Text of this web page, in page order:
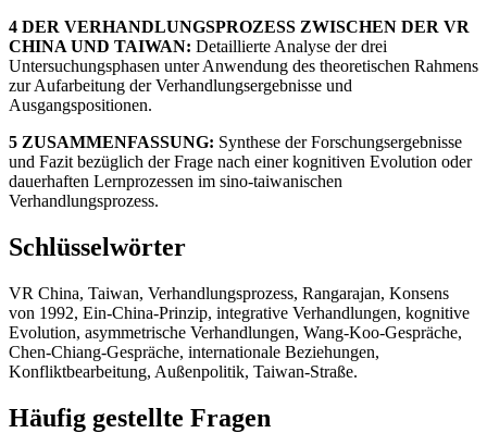
4 DER VERHANDLUNGSPROZESS ZWISCHEN DER VR
CHINA UND TAIWAN: Detaillierte Analyse der drei
Untersuchungsphasen unter Anwendung des theoretischen Rahmens
zur Aufarbeitung der Verhandlungsergebnisse und
Ausgangspositionen.
5 ZUSAMMENFASSUNG: Synthese der Forschungsergebnisse
und Fazit bezüglich der Frage nach einer kognitiven Evolution oder
dauerhaften Lernprozessen im sino-taiwanischen
Verhandlungsprozess.
Schlüsselwörter
VR China, Taiwan, Verhandlungsprozess, Rangarajan, Konsens
von 1992, Ein-China-Prinzip, integrative Verhandlungen, kognitive
Evolution, asymmetrische Verhandlungen, Wang-Koo-Gespräche,
Chen-Chiang-Gespräche, internationale Beziehungen,
Konfliktbearbeitung, Außenpolitik, Taiwan-Straße.
Häufig gestellte Fragen